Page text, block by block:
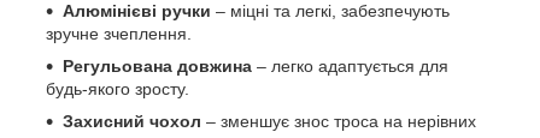
Алюмінієві ручки – міцні та легкі, забезпечують
зручне зчеплення.
Регульована довжина – легко адаптується для
будь-якого зросту.
Захисний чохол – зменшує знос троса на нерівних